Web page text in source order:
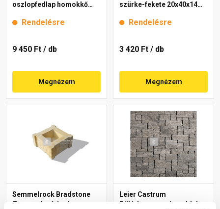
oszlopfedlap homokkő
Rendelésre
9 450 Ft / db
Megnézem
szürke-fekete 20x40x14
Rendelésre
3 420 Ft / db
Megnézem
Semmelrock Bradstone
Travero kerítéselem
Leier Castrum
Pillérkorona, négy oldalon